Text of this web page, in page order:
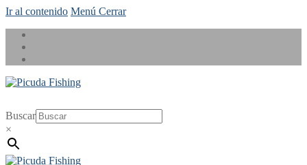
Ir al contenido Menú Cerrar
Buscar
×